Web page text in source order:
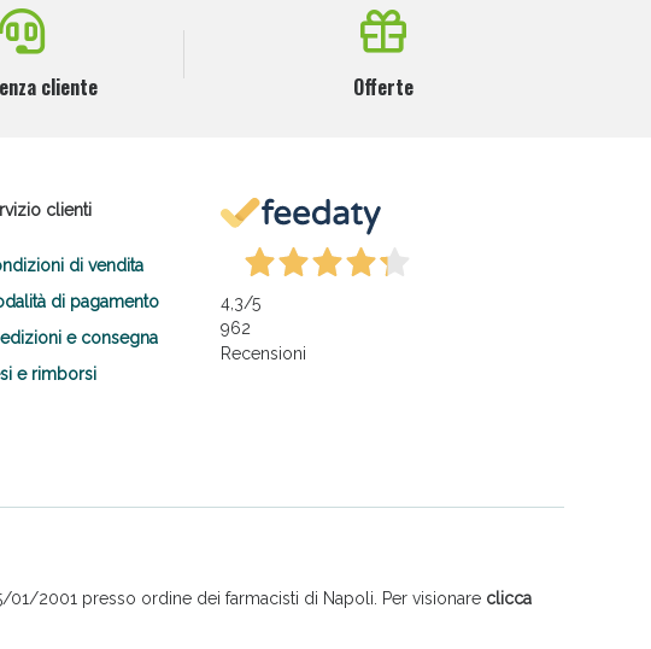
cliente Offerte
clienti
di vendita
di pagamento
e consegna
e rimborsi
4,3/5
962
Recensioni
01/2001 presso ordine dei farmacisti di Napoli. Per visionare clicca